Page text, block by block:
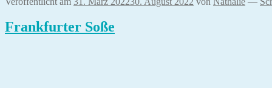
Frankfurter Soße